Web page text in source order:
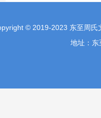
© 2019-2023 东至周
地址：